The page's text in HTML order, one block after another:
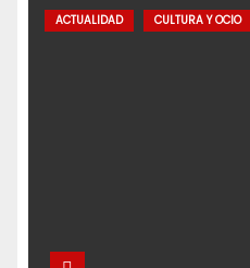
ACTUALIDAD CULTURA Y OCIO